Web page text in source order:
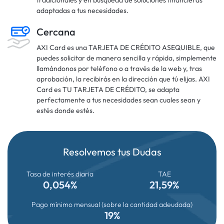
adaptadas a tus necesidades.
Cercana
AXI Card es una TARJETA DE CRÉDITO ASEQUIBLE, que
puedes solicitar de manera sencilla y rápida, simplemente
llamándonos por teléfono o a través de la web y, tras
aprobación, la recibirás en la dirección que tú elijas. AXI
Card es TU TARJETA DE CRÉDITO, se adapta
perfectamente a tus necesidades sean cuales sean y
estés donde estés.
Resolvemos tus Dudas
Tasa de interés diaria
0,054%
TAE
21,59%
Pago mínimo mensual (sobre la cantidad adeudada)
19%